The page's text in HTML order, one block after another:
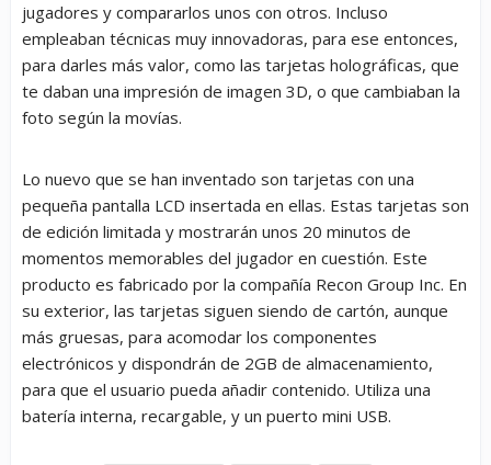
jugadores y compararlos unos con otros. Incluso
empleaban técnicas muy innovadoras, para ese entonces,
para darles más valor, como las tarjetas holográficas, que
te daban una impresión de imagen 3D, o que cambiaban la
foto según la movías.
Lo nuevo que se han inventado son tarjetas con una
pequeña pantalla LCD insertada en ellas. Estas tarjetas son
de edición limitada y mostrarán unos 20 minutos de
momentos memorables del jugador en cuestión. Este
producto es fabricado por la compañía Recon Group Inc. En
su exterior, las tarjetas siguen siendo de cartón, aunque
más gruesas, para acomodar los componentes
electrónicos y dispondrán de 2GB de almacenamiento,
para que el usuario pueda añadir contenido. Utiliza una
batería interna, recargable, y un puerto mini USB.